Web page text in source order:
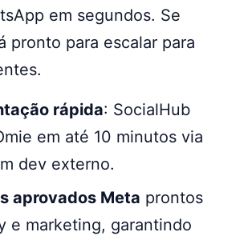
em segundos. Se
pronto para escalar para
rápida: SocialHub
em até 10 minutos via
dev externo.
aprovados Meta prontos
e marketing, garantindo